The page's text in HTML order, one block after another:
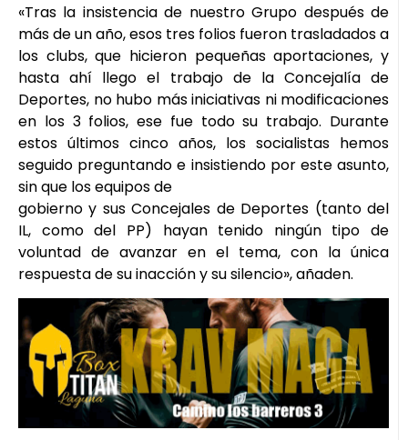
«Tras la insistencia de nuestro Grupo después de
más de un año, esos tres folios fueron trasladados a
los clubs, que hicieron pequeñas aportaciones, y
hasta ahí llego el trabajo de la Concejalía de
Deportes, no hubo más iniciativas ni modificaciones
en los 3 folios, ese fue todo su trabajo. Durante
estos últimos cinco años, los socialistas hemos
seguido preguntando e insistiendo por este asunto,
sin que los equipos de
gobierno y sus Concejales de Deportes (tanto del
IL, como del PP) hayan tenido ningún tipo de
voluntad de avanzar en el tema, con la única
respuesta de su inacción y su silencio», añaden.